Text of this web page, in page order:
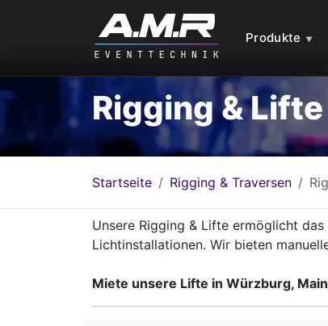
Produkte
Rigging &
Startseite Rigging & Traversen
Unsere Rigging & Lifte ermöglicht
Lichtinstallationen. Wir bieten
Miete unsere Lifte in Würzburg,